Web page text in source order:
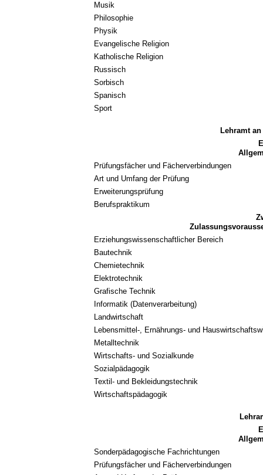
Musik
Philosophie
Physik
Evangelische Religion
Katholische Religion
Russisch
Sorbisch
Spanisch
Sport
Lehramt
Prüfungsfächer und Fächerverbindungen
Art und Umfang der Prüfung
Erweiterungsprüfung
Berufspraktikum
Erziehungswissenschaftlicher Bereich
Bautechnik
Chemietechnik
Elektrotechnik
Grafische Technik
Informatik (Datenverarbeitung)
Landwirtschaft
Lebensmittel-, Ernährungs- und
Metalltechnik
Wirtschafts- und Sozialkunde
Sozialpädagogik
Textil- und Bekleidungstechnik
Wirtschaftspädagogik
Sonderpädagogische Fachrichtungen
Prüfungsfächer und Fächerverbindungen